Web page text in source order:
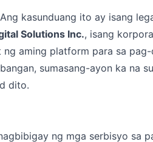
kasunduang ito ay isang
Solutions Inc., isang
ng aming platform para sa
sumasang-ayon ka na
dito.
ng mga serbisyo sa